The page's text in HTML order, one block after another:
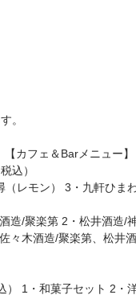
。
【カフェ＆Barメニュー】
込）
レモン） 3・九軒ひま
/聚楽第 2・松井酒造/
⽊酒造/聚楽第、松井
1・和菓⼦セット 2・